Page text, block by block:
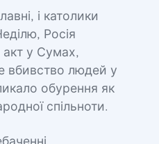
і католики
Росія
акт у Сумах,
вбивство людей у
обурення як
спільноти.